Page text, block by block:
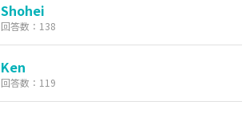
Shohei
回答数：138
Ken
回答数：119